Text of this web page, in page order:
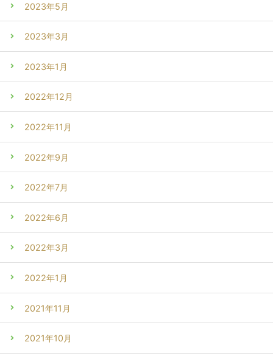
2023年5月
2023年3月
2023年1月
2022年12月
2022年11月
2022年9月
2022年7月
2022年6月
2022年3月
2022年1月
2021年11月
2021年10月